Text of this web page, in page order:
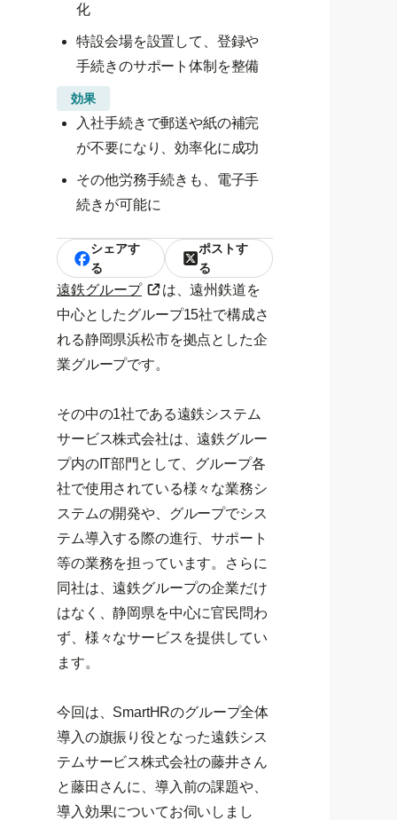
化
特設会場を設置して、登録や
手続きのサポート体制を整備
効果
入社手続きで郵送や紙の補完
が不要になり、効率化に成功
その他労務手続きも、電子手
続きが可能に
シェアす
る
ポストす
る
遠鉄グループ
は、遠州鉄道を
中心としたグループ15社で構成さ
れる静岡県浜松市を拠点とした企
業グループです。
その中の1社である遠鉄システム
サービス株式会社は、遠鉄グルー
プ内のIT部門として、グループ各
社で使用されている様々な業務シ
ステムの開発や、グループでシス
テム導入する際の進行、サポート
等の業務を担っています。さらに
同社は、遠鉄グループの企業だけ
はなく、静岡県を中心に官民問わ
ず、様々なサービスを提供してい
ます。
今回は、SmartHRのグループ全体
導入の旗振り役となった遠鉄シス
テムサービス株式会社の藤井さん
と藤田さんに、導入前の課題や、
導入効果についてお伺いしまし